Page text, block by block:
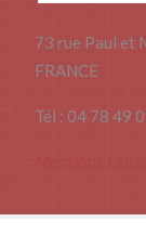
73 rue Paul et
FRANCE
Tél : 04 78 49